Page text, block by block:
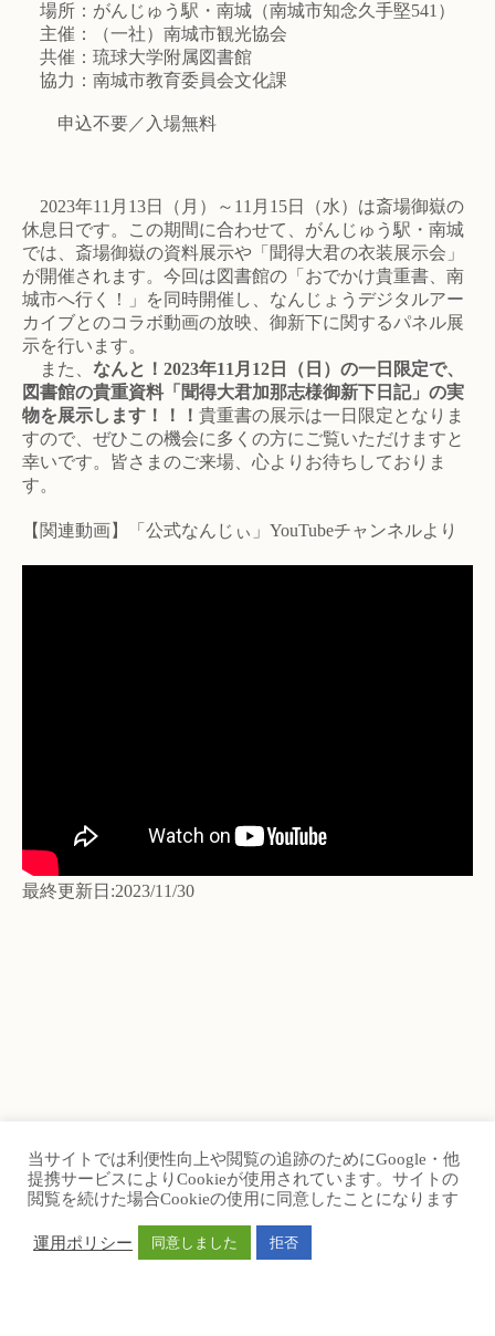
場所：がんじゅう駅・南城（南城市知念久手堅541）
主催：（一社）南城市観光協会
共催：琉球大学附属図書館
協力：南城市教育委員会文化課
申込不要／入場無料
2023年11月13日（月）～11月15日（水）は斎場御嶽の
休息日です。この期間に合わせて、がんじゅう駅・南城
では、斎場御嶽の資料展示や「聞得大君の衣装展示会」
が開催されます。今回は図書館の「おでかけ貴重書、南
城市へ行く！」を同時開催し、なんじょうデジタルアー
カイブとのコラボ動画の放映、御新下に関するパネル展
示を行います。
また、 なんと！2023年11月12日（日）の一日限定で、
図書館の貴重資料「聞得大君加那志様御新下日記」の実
物を展示します！！！ 貴重書の展示は一日限定となりま
すので、ぜひこの機会に多くの方にご覧いただけますと
幸いです。皆さまのご来場、心よりお待ちしておりま
す。
【関連動画】「公式なんじぃ」YouTubeチャンネルより
最終更新日:2023/11/30
TOP Site Map
Contact Us
当サイトでは利便性向上や閲覧の追跡のためにGoogle・他
提携サービスによりCookieが使用されています。サイトの
閲覧を続けた場合Cookieの使用に同意したことになります
運用ポリシー 同意しました 拒否